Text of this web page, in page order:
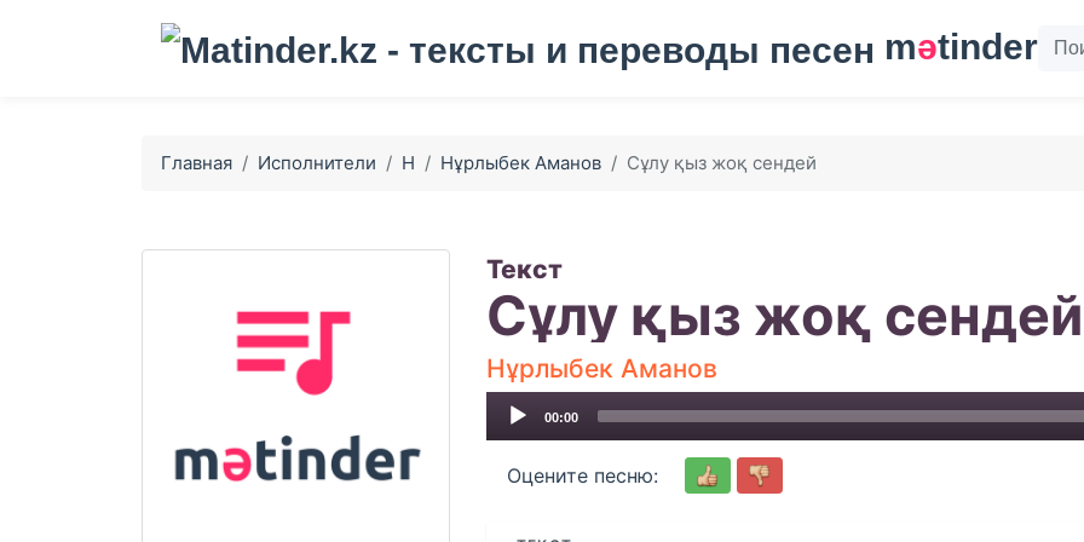
mәtinder
Главная Исполнители Н Нұрлыбек Аманов Сұлу қыз жоқ сендей
Текст
Сұлу қыз жоқ сендей
Нұрлыбек Аманов
Audio
Player
00:00
Оцените песню: